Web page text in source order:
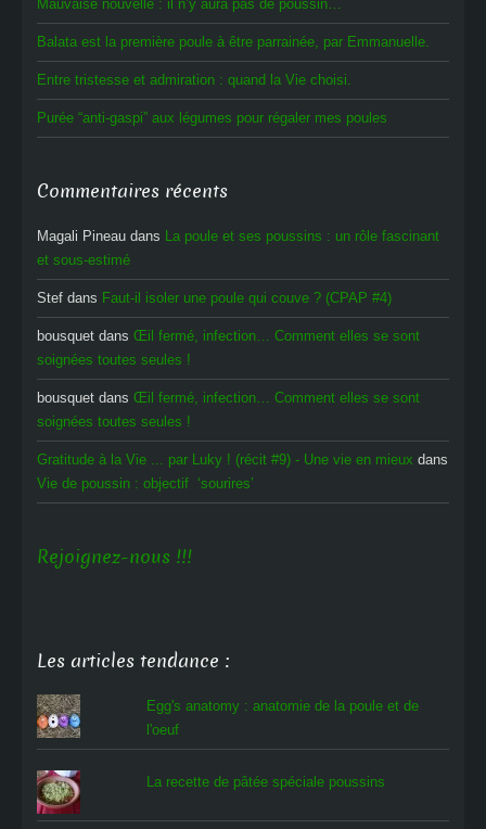
Mauvaise nouvelle : il n’y aura pas de poussin…
Balata est la première poule à être parrainée, par Emmanuelle.
Entre tristesse et admiration : quand la Vie choisi.
Purée “anti-gaspi” aux légumes pour régaler mes poules
Commentaires récents
Magali Pineau dans La poule et ses poussins : un rôle fascinant
et sous-estimé
Stef dans Faut-il isoler une poule qui couve ? (CPAP #4)
bousquet dans Œil fermé, infection… Comment elles se sont
soignées toutes seules !
bousquet dans Œil fermé, infection… Comment elles se sont
soignées toutes seules !
Gratitude à la Vie ... par Luky ! (récit #9) - Une vie en mieux dans
Vie de poussin : objectif ‘sourires’
Rejoignez-nous !!!
Les articles tendance :
Egg's anatomy : anatomie de la poule et de
l'oeuf
La recette de pâtée spéciale poussins